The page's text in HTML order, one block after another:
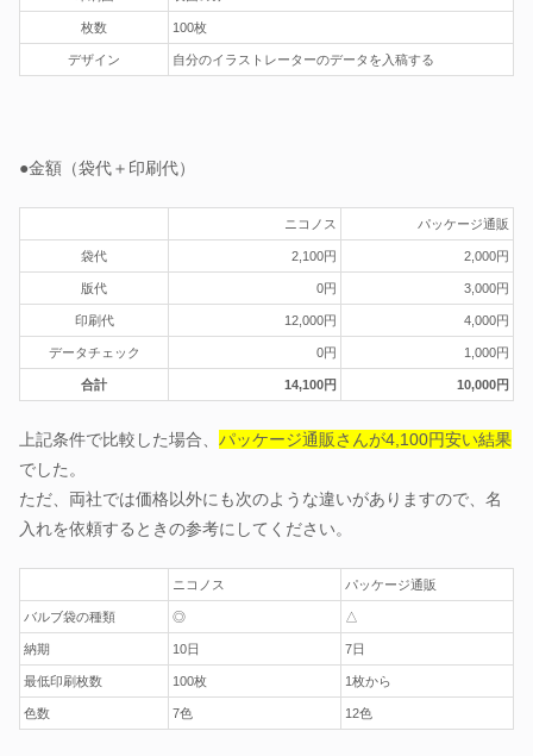
枚数 100枚
デザイン 自分のイラストレーターのデータを入稿する
●金額（袋代＋印刷代）
ニコノス パッケージ通販
袋代 2,100円 2,000円
版代 0円 3,000円
印刷代 12,000円 4,000円
データチェック 0円 1,000円
合計 14,100円 10,000円
上記条件で比較した場合、 パッケージ通販さんが4,100円安い結果
でした。
ただ、両社では価格以外にも次のような違いがありますので、名
入れを依頼するときの参考にしてください。
ニコノス パッケージ通販
バルブ袋の種類 ◎ △
納期 10日 7日
最低印刷枚数 100枚 1枚から
色数 7色 12色